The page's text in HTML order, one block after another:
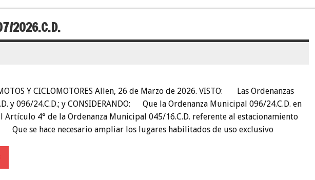
2026.C.D.
Y CICLOMOTORES Allen, 26 de Marzo de 2026. VISTO: Las Ordenanzas
y 096/24.C.D.; y CONSIDERANDO: Que la Ordenanza Municipal 096/24.C.D. en
4° de la Ordenanza Municipal 045/16.C.D. referente al estacionamiento
Que se hace necesario ampliar los lugares habilitados de uso exclusivo